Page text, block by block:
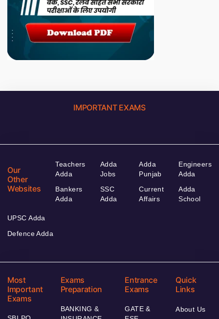
IMPORTANT EXAMS
Our
Other
Websites
Teachers
Adda
Bankers
Adda
Adda
Jobs
SSC
Adda
Adda
Punjab
Current
Affairs
Engineers
Adda
Adda
School
UPSC Adda
Defence Adda
Most
Important
Exams
Exams
Preparation
BANKING &
Entrance
Exams
GATE &
Quick
Links
About Us